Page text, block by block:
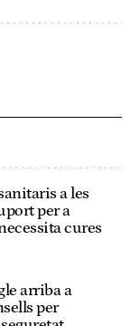
a les
per a
cures
arriba a
per